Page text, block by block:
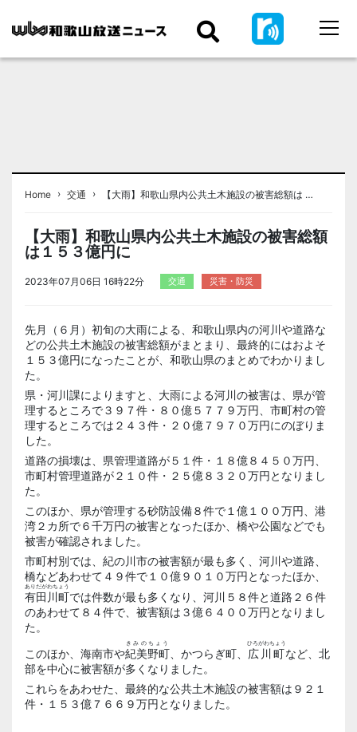
Home › 交通 › 【大雨】和歌山県内公共土木施設の被害総額は …
【大雨】和歌山県内公共土木施設の被害総額
は１５３億円に
2023年07月06日 16時22分 交通 災害・防災
先月（６月）初旬の大雨による、和歌山県内の河川や道路な
どの公共土木施設の被害総額がまとまり、最終的にはおよそ
１５３億円になったことが、和歌山県のまとめでわかりまし
た。
県・河川課によりますと、大雨による河川の被害は、県が管
理するところで３９７件・８０億５７７９万円、市町村の管
理するところでは２４３件・２０億７９７０万円にのぼりま
した。
道路の損壊は、県管理道路が５１件・１８億８４５０万円、
市町村管理道路が２１０件・２５億８３２０万円となりまし
た。
このほか、県が管理する砂防設備８件で１億１００万円、港
湾２カ所で６千万円の被害となったほか、橋や公園などでも
被害が確認されました。
市町村別では、紀の川市の被害額が最も多く、河川や道路、
橋などあわせて４９件で１０億９０１０万円となったほか、
有田川町
ありだがわちょう
では件数が最も多くなり、河川５８件と道路２６件
のあわせて８４件で、被害額は３億６４００万円となりまし
た。
このほか、海南市や紀美野町
きみのちょう
、かつらぎ町、 広川町
ひろがわちょう
など、北
部を中心に被害額が多くなりました。
これらをあわせた、最終的な公共土木施設の被害額は９２１
件・１５３億７６６９万円となりました。